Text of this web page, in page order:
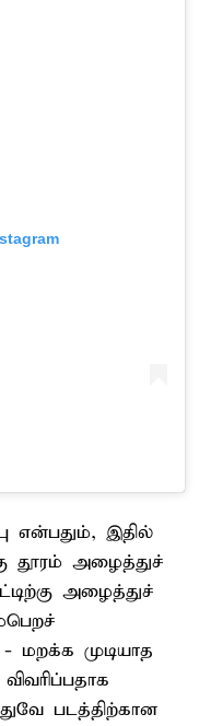
என்பதும், இதில்
அழைத்துச்
அழைத்துச்
மறக்க முடியாத
படத்திற்கான